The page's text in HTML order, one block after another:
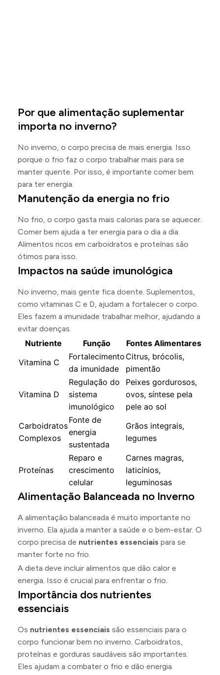
Por que alimentação suplementar
importa no inverno?
No inverno, o corpo precisa de mais energia. Isso
porque o frio faz o corpo trabalhar mais para se
manter quente. Por isso, é importante comer bem
para ter energia.
Manutenção da energia no frio
No frio, o corpo gasta mais calorias para se aquecer.
Comer bem ajuda a ter energia para o dia a dia.
Alimentos ricos em carboidratos e proteínas são
ótimos para isso.
Impactos na saúde imunológica
No inverno, mais gente fica doente. Suplementos,
como vitaminas C e D, ajudam a fortalecer o corpo.
Eles fazem a imunidade trabalhar melhor, ajudando a
evitar doenças.
Nutriente Função
Fontes Alimentares
Vitamina C
Fortalecimento
da imunidade
Citrus, brócolis,
pimentão
Vitamina D
Regulação do
sistema
imunológico
Peixes gordurosos,
ovos, síntese pela
pele ao sol
Carboidratos
Complexos
Fonte de
energia
sustentada
Grãos integrais,
legumes
Proteínas
Reparo e
crescimento
celular
Carnes magras,
laticínios,
leguminosas
Alimentação Balanceada no Inverno
A alimentação balanceada é muito importante no
inverno. Ela ajuda a manter a saúde e o bem-estar. O
corpo precisa de nutrientes essenciais para se
manter forte no frio.
A dieta deve incluir alimentos que dão calor e
energia. Isso é crucial para enfrentar o frio.
Importância dos nutrientes
essenciais
Os nutrientes essenciais são essenciais para o
corpo funcionar bem no inverno. Carboidratos,
proteínas e gorduras saudáveis são importantes.
Eles ajudam a combater o frio e dão energia.